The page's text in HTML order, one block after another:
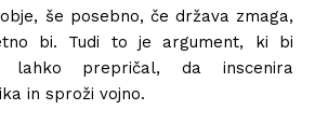
še posebno, če država zmaga,
bi. Tudi to je argument, ki bi
lahko prepričal, da inscenira
in sproži vojno.